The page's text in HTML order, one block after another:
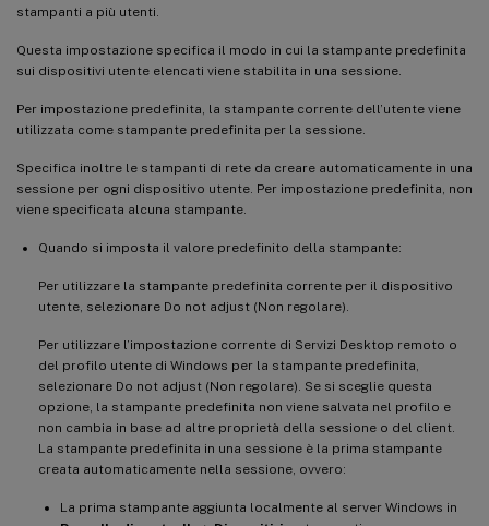
stampanti a più utenti.
Questa impostazione specifica il modo in cui la stampante predefinita
sui dispositivi utente elencati viene stabilita in una sessione.
Per impostazione predefinita, la stampante corrente dell’utente viene
utilizzata come stampante predefinita per la sessione.
Specifica inoltre le stampanti di rete da creare automaticamente in una
sessione per ogni dispositivo utente. Per impostazione predefinita, non
viene specificata alcuna stampante.
Quando si imposta il valore predefinito della stampante:
Per utilizzare la stampante predefinita corrente per il dispositivo
utente, selezionare Do not adjust (Non regolare).
Per utilizzare l’impostazione corrente di Servizi Desktop remoto o
del profilo utente di Windows per la stampante predefinita,
selezionare Do not adjust (Non regolare). Se si sceglie questa
opzione, la stampante predefinita non viene salvata nel profilo e
non cambia in base ad altre proprietà della sessione o del client.
La stampante predefinita in una sessione è la prima stampante
creata automaticamente nella sessione, ovvero:
La prima stampante aggiunta localmente al server Windows in